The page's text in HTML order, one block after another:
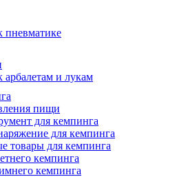
пневматике
арбалетам и лукам
пищи
для кемпинга
для кемпинга
товары для кемпинга
кемпинга
кемпинга